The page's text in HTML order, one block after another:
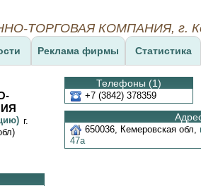
ТОРГОВАЯ КОМПАНИЯ, г.
Реклама фирмы Статистика
г.
Телефоны (1)
+7 (3842) 378359
650036, Кемеровская обл,
47а